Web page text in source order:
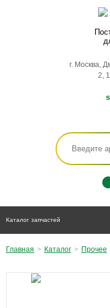
г. Москва,
2,
Каталог запчастей
Главная > Каталог > Прочее